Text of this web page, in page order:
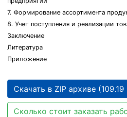
7. Формирование ассортимента
8. Учет поступления и реализации
Заключение
Литература
Приложение
Скачать в ZIP архиве (109.19
Сколько стоит заказать